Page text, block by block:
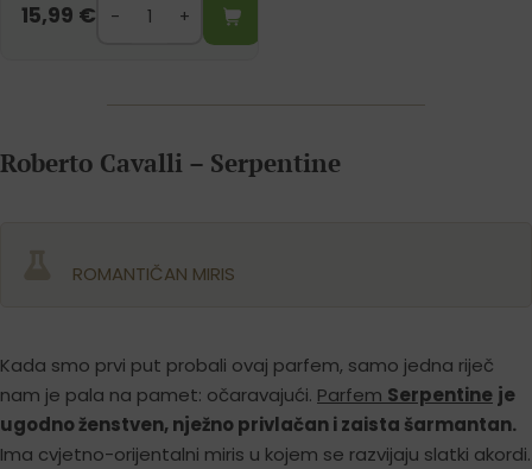
15,99 €
Roberto Cavalli – Serpentine
ROMANTIČAN MIRIS
Kada smo prvi put probali ovaj parfem, samo jedna riječ
nam je pala na pamet: očaravajući. Parfem Serpentine je
ugodno ženstven, nježno privlačan i zaista šarmantan.
Ima cvjetno-orijentalni miris u kojem se razvijaju slatki akordi.